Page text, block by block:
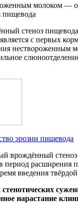
молоком —
пищевода
стеноз
с первых
нествороженным
эрозии пищевода
врождённый стеноз
период расширения
введения
нарастание